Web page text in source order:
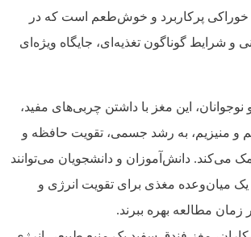
خوراکی پرکاربرد و خوش‌طعم است که در
شرایط گوناگون تغذیه‌ای، جایگاه ویژه‌ای
نوجوانان، این مغز با داشتن چربی‌های مفید،
و منیزیم، به رشد جسمی، تقویت حافظه و
می‌کند. دانش‌آموزان و دانشجویان می‌توانند
یک میان‌وعده مغذی برای تقویت انرژی و
زمان مطالعه بهره ببرند.